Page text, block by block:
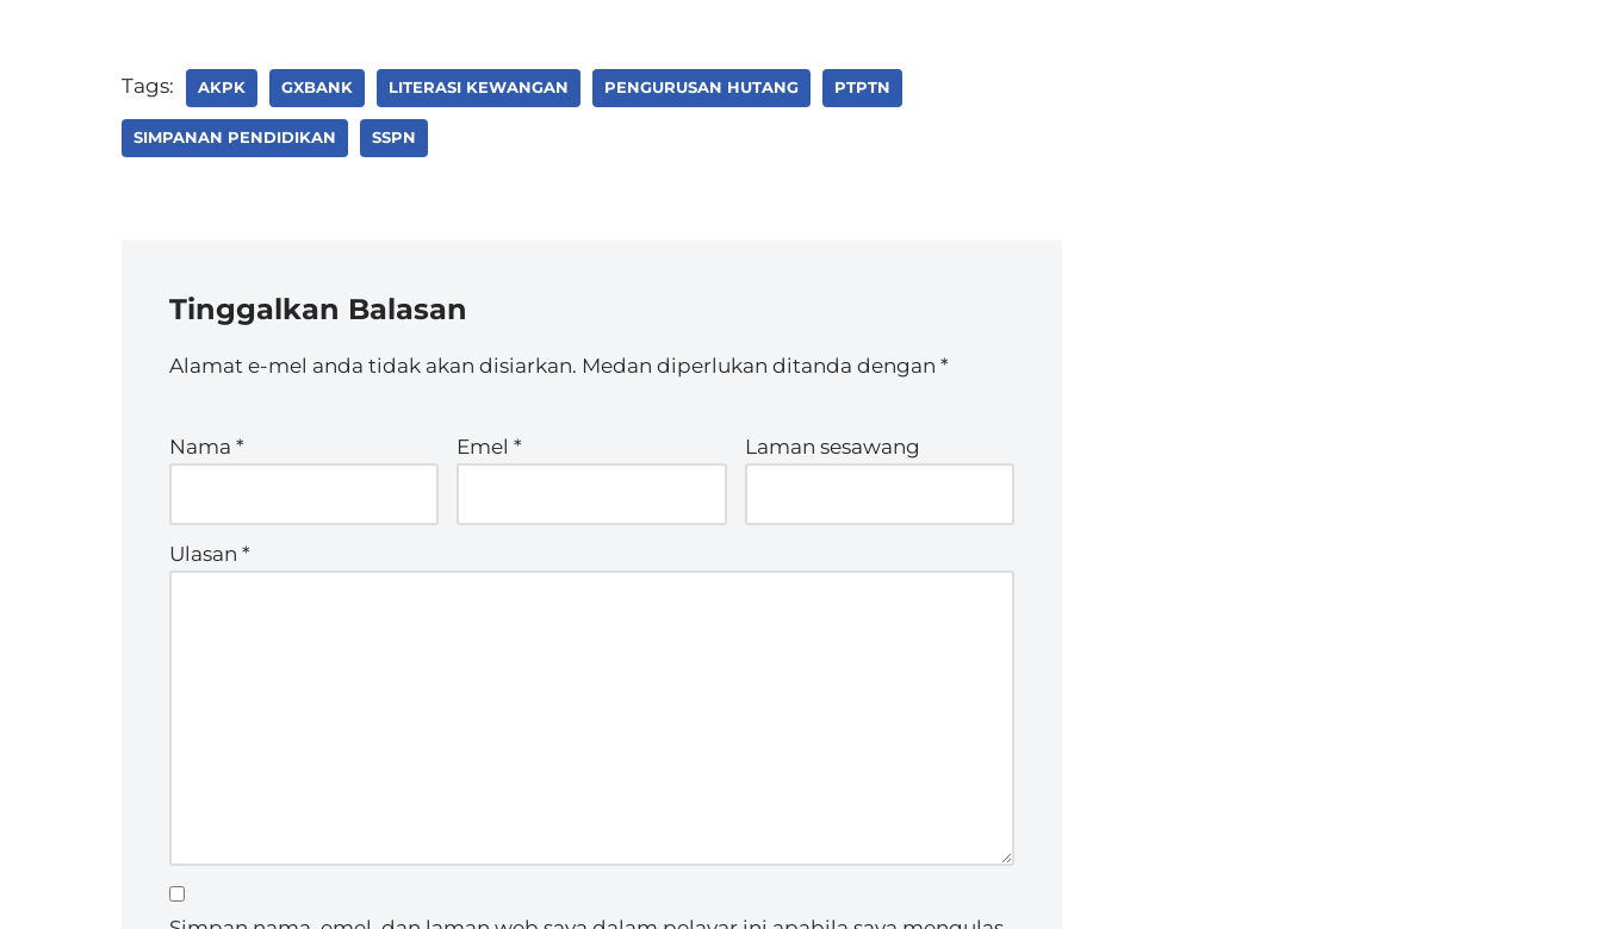
Tags: AKPK GXBANK LITERASI KEWANGAN PENGURUSAN HUTANG PTPTN
SIMPANAN PENDIDIKAN SSPN
Tinggalkan Balasan
Alamat e-mel anda tidak akan disiarkan. Medan diperlukan ditanda dengan *
Nama * Emel* Laman sesawang
Ulasan *